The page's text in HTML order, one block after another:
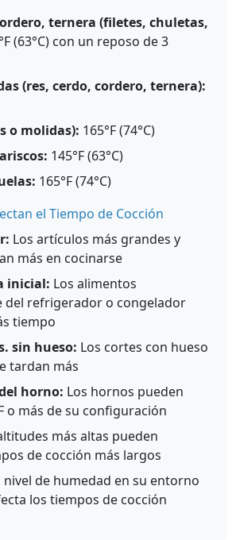
ternera (filetes, chuletas,
(63°C) con un reposo de 3
(res, cerdo, cordero, ternera):
o molidas): 165°F (74°C)
145°F (63°C)
165°F (74°C)
el Tiempo de Cocción
Los artículos más grandes y
más en cocinarse
inicial: Los alimentos
del refrigerador o congelador
tiempo
sin hueso: Los cortes con hueso
tardan más
horno: Los hornos pueden
o más de su configuración
más altas pueden
de cocción más largos
nivel de humedad en su entorno
los tiempos de cocción